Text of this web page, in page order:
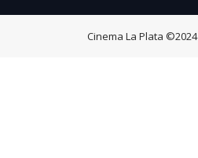
Cinema La Plata ©2024